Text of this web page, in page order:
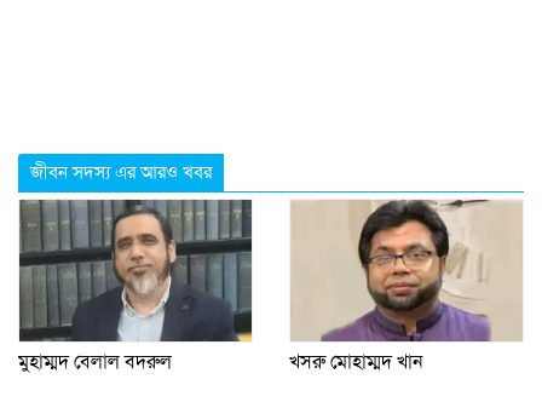
জীবন সদস্য এর আরও খবর
মুহাম্মদ বেলাল বদরুল খসরু মোহাম্মদ খান